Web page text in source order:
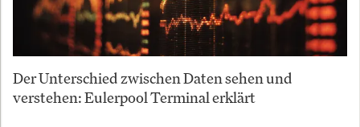
Der Unterschied zwischen Daten sehen und
verstehen: Eulerpool Terminal erklärt